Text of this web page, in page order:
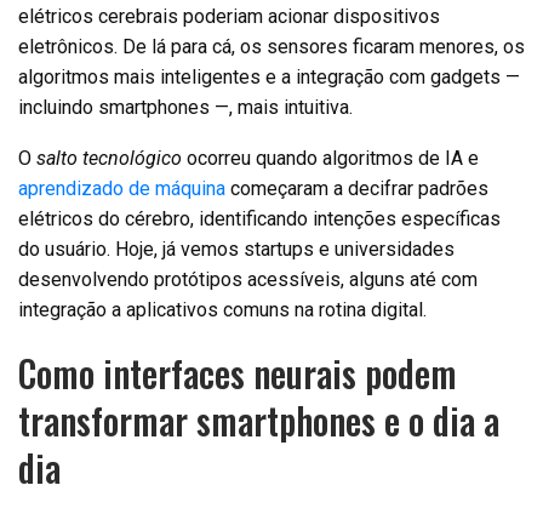
elétricos cerebrais poderiam acionar dispositivos
eletrônicos. De lá para cá, os sensores ficaram menores, os
algoritmos mais inteligentes e a integração com gadgets —
incluindo smartphones —, mais intuitiva.
O salto tecnológico ocorreu quando algoritmos de IA e
aprendizado de máquina começaram a decifrar padrões
elétricos do cérebro, identificando intenções específicas
do usuário. Hoje, já vemos startups e universidades
desenvolvendo protótipos acessíveis, alguns até com
integração a aplicativos comuns na rotina digital.
Como interfaces neurais podem
transformar smartphones e o dia a
dia